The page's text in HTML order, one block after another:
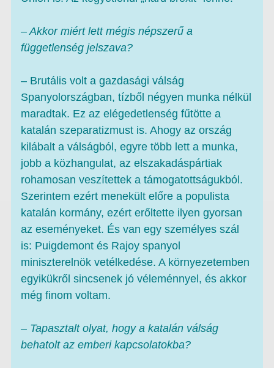
– Akkor miért lett mégis népszerű a
függetlenség jelszava?
– Brutális volt a gazdasági válság
Spanyolországban, tízből négyen munka nélkül
maradtak. Ez az elégedetlenség fűtötte a
katalán szeparatizmust is. Ahogy az ország
kilábalt a válságból, egyre több lett a munka,
jobb a közhangulat, az elszakadáspártiak
rohamosan veszítettek a támogatottságukból.
Szerintem ezért menekült előre a populista
katalán kormány, ezért erőltette ilyen gyorsan
az eseményeket. És van egy személyes szál
is: Puigdemont és Rajoy spanyol
miniszterelnök vetélkedése. A környezetemben
egyikükről sincsenek jó véleménnyel, és akkor
még finom voltam.
– Tapasztalt olyat, hogy a katalán válság
behatolt az emberi kapcsolatokba?